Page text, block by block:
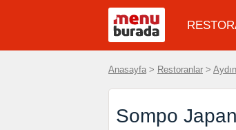
Anasayfa > Restoranlar > Aydın
Sompo